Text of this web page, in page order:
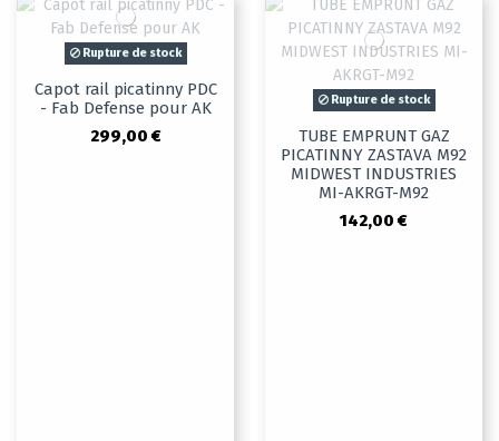
Rupture de stock
Capot rail picatinny PDC
- Fab Defense pour AK
299,00 €
Rupture de stock
TUBE EMPRUNT GAZ
PICATINNY ZASTAVA M92
MIDWEST INDUSTRIES
MI-AKRGT-M92
142,00 €